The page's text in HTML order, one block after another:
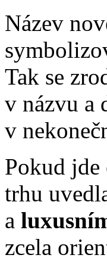
Název
Tak se
v názvu a
v
Pokud
trhu
a
zcela